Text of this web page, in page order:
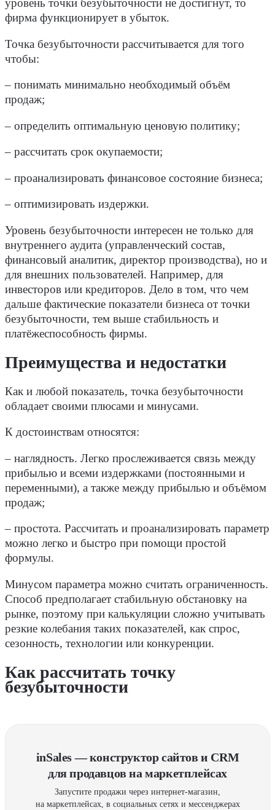
уровень точки безубыточности не достигнут, то
фирма функционирует в убыток.
Точка безубыточности рассчитывается для того
чтобы:
– понимать минимально необходимый объём
продаж;
– определить оптимальную ценовую политику;
– рассчитать срок окупаемости;
– проанализировать финансовое состояние бизнеса;
– оптимизировать издержки.
Уровень безубыточности интересен не только для
внутреннего аудита (управленческий состав,
финансовый аналитик, директор производства), но и
для внешних пользователей. Например, для
инвесторов или кредиторов. Дело в том, что чем
дальше фактические показатели бизнеса от точки
безубыточности, тем выше стабильность и
платёжеспособность фирмы.
Преимущества и недостатки
Как и любой показатель, точка безубыточности
обладает своими плюсами и минусами.
К достоинствам относятся:
– наглядность. Легко прослеживается связь между
прибылью и всеми издержками (постоянными и
переменными), а также между прибылью и объёмом
продаж;
– простота. Рассчитать и проанализировать параметр
можно легко и быстро при помощи простой
формулы.
Минусом параметра можно считать ограниченность.
Способ предполагает стабильную обстановку на
рынке, поэтому при калькуляции сложно учитывать
резкие колебания таких показателей, как спрос,
сезонность, технологии или конкуренции.
Как рассчитать точку
безубыточности
inSales — конструктор сайтов и CRM
для продавцов на маркетплейсах
Запустите продажи через интернет-магазин,
на маркетплейсах, в социальных сетях и мессенджерах